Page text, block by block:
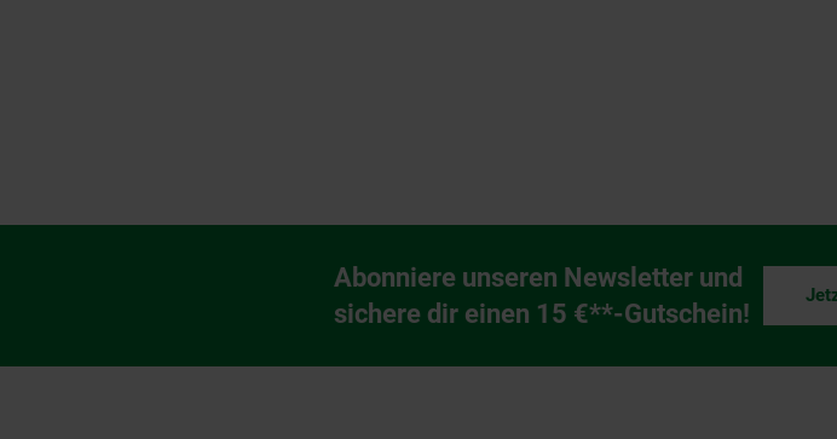
Newsletter Anmeldung
Abonniere unseren Newsletter und
sichere dir einen 15 €**-Gutschein!